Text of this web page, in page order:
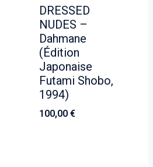
DRESSED
NUDES –
Dahmane
(Édition
Japonaise
Futami Shobo,
1994)
100,00 €